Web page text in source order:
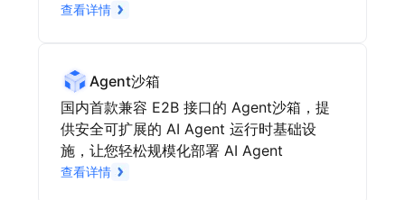
查看详情
Agent沙箱
国内首款兼容 E2B 接口的 Agent沙箱，提
供安全可扩展的 AI Agent 运行时基础设
施，让您轻松规模化部署 AI Agent
查看详情